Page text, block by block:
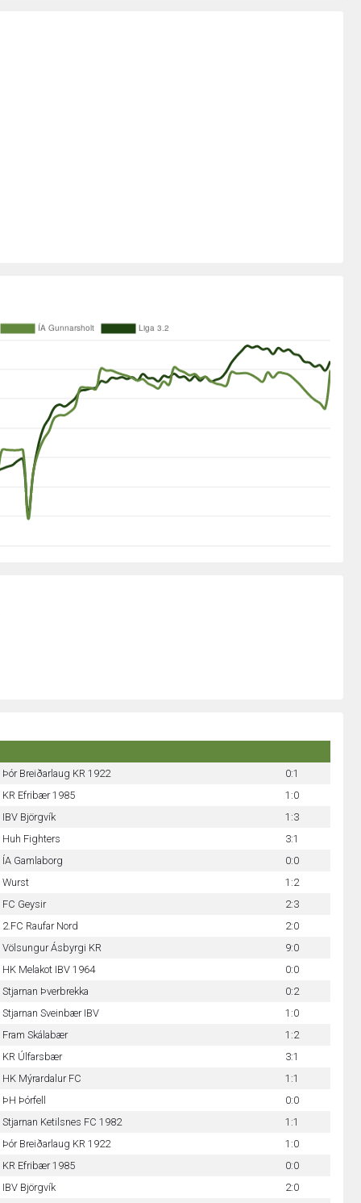
Þór Breiðarlaug KR 1922
0:1
KR Efribær 1985
1:0
IBV Björgvík
1:3
Huh Fighters
3:1
ÍA Gamlaborg
0:0
Wurst
1:2
FC Geysir
2:3
2.FC Raufar Nord
2:0
Völsungur Ásbyrgi KR
9:0
HK Melakot IBV 1964
0:0
Stjarnan Þverbrekka
0:2
Stjarnan Sveinbær IBV
1:0
Fram Skálabær
1:2
KR Úlfarsbær
3:1
HK Mýrardalur FC
1:1
ÞH Þórfell
0:0
Stjarnan Ketilsnes FC 1982
1:1
Þór Breiðarlaug KR 1922
1:0
KR Efribær 1985
0:0
IBV Björgvík
2:0